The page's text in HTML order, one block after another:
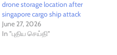
drone storage location after
singapore cargo ship attack
June 27, 2026
In "புதிய செய்தி"